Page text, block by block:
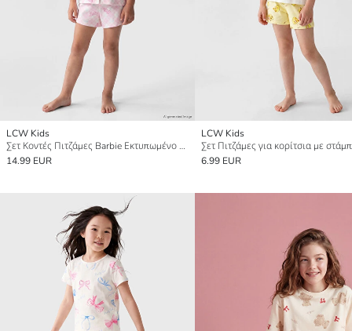
LCW Kids
Σετ Κοντές Πιτζάμες Barbie Εκτυπωμένο για κορίτσια
14.99 EUR
LCW Kids
6.99 EUR